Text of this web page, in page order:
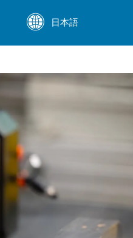
日本語